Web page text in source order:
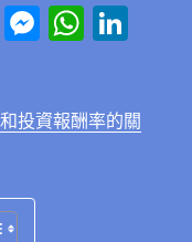
Pi M
e
W
s e
投資報酬率的關